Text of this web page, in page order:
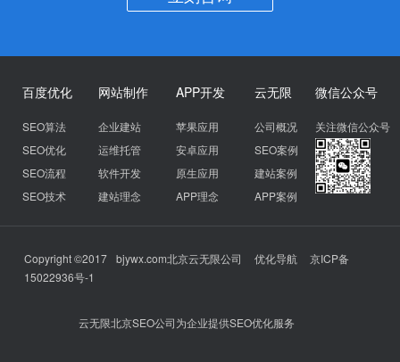
百度优化
SEO算法
SEO优化
SEO流程
SEO技术
网站制作
企业建站
运维托管
软件开发
建站理念
APP开发
苹果应用
安卓应用
原生应用
APP理念
云无限
公司概况
SEO案例
建站案例
APP案例
微信公众号
关注微信公众号
Copyright ©2017 bjywx.com北京云无限公司 优化导航
京ICP备
15022936号-1
云无限北京SEO公司为企业提供SEO优化服务